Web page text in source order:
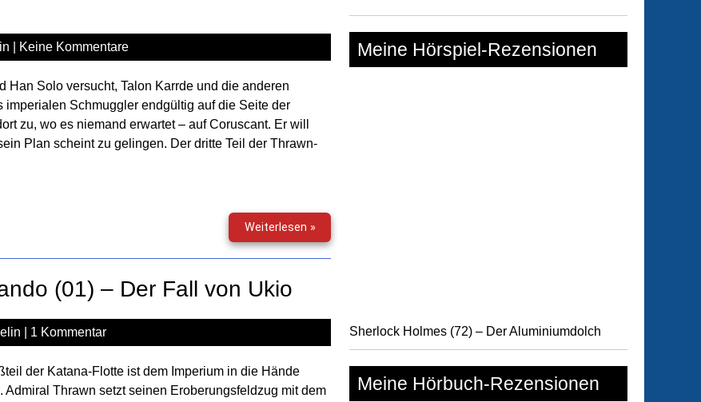
Keine Kommentare
Han Solo versucht, Talon Karrde und die anderen
imperialen Schmuggler endgültig auf die Seite der
zu, wo es niemand erwartet – auf Coruscant. Er will
Plan scheint zu gelingen. Der dritte Teil der Thrawn-
Weiterlesen »Star
Wars
–
–
Schmuggler
(01) – Der Fall von Ukio
1 Kommentar
der Katana-Flotte ist dem Imperium in die Hände
Admiral Thrawn setzt seinen Eroberungsfeldzug mit dem
Meine Hörspiel-Rezensionen
Sherlock Holmes (72) – Der Aluminiumdolch
Meine Hörbuch-Rezensionen